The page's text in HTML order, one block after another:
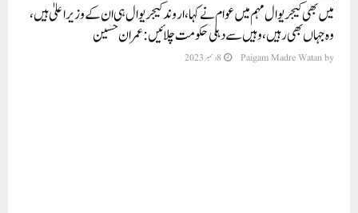
میں بھی کیجریوال مہم میں عوام نے کہا، اروند کیجریوال ہی ان کے وزیراعلیٰ ہیں،
وہ جہاں بھی رہیں، وہیں سے دہلی حکومت چلائیں: عمران حسین
by
Paigam Madre Watan 8 دسمبر 2023